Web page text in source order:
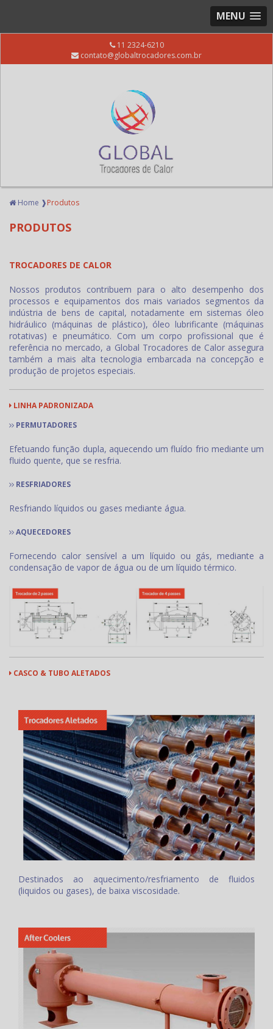
MENU
11 2324-6210
contato@globaltrocadores.com.br
Home ❱Produtos
PRODUTOS
TROCADORES DE CALOR
Nossos produtos contribuem para o alto desempenho dos
processos e equipamentos dos mais variados segmentos da
indústria de bens de capital, notadamente em sistemas óleo
hidráulico (máquinas de plástico), óleo lubrificante (máquinas
rotativas) e pneumático. Com um corpo profissional que é
referência no mercado, a Global Trocadores de Calor assegura
também a mais alta tecnologia embarcada na concepção e
produção de projetos especiais.
LINHA PADRONIZADA
PERMUTADORES
Efetuando função dupla, aquecendo um fluído frio mediante um
fluido quente, que se resfria.
RESFRIADORES
Resfriando líquidos ou gases mediante água.
AQUECEDORES
Fornecendo calor sensível a um líquido ou gás, mediante a
condensação de vapor de água ou de um líquido térmico.
CASCO & TUBO ALETADOS
Destinados ao aquecimento/resfriamento de fluidos
(liquidos ou gases), de baixa viscosidade.